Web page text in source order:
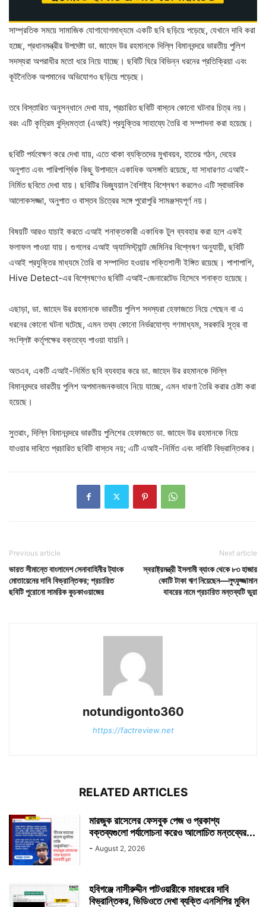
সাম্প্রতিক সময়ে সামাজিক যোগাযোগমাধ্যমে একটি ছবি ছড়িয়ে পড়েছে, যেখানে দাবি করা
হচ্ছে, প্রধানমন্ত্রীর উপদেষ্টা ডা. জাহেদ উর রহমানকে দিল্লি বিমানবন্দরে ভারতীয় পুলিশ
সদস্যরা অপরাধীর মতো ধরে নিয়ে যাচ্ছে। ছবিটি ঘিরে বিভিন্ন ধরনের প্রতিক্রিয়া এবং
কূটনৈতিক অপমানের অভিযোগও ছড়িয়ে পড়েছে।
তবে বিস্তারিত অনুসন্ধানে দেখা যায়, প্রচারিত ছবিটি বাস্তব কোনো ঘটনার চিত্র নয়।
বরং এটি কৃত্রিম বুদ্ধিমত্তা (এআই) প্রযুক্তির সাহায্যে তৈরি বা সম্পাদনা করা হয়েছে।
ছবিটি পর্যবেক্ষণ করে দেখা যায়, এতে থাকা ব্যক্তিদের মুখাবয়ব, হাতের গঠন, দেহের
অনুপাত এবং পারিপার্শ্বিক কিছু উপাদানে একাধিক অসঙ্গতি রয়েছে, যা সাধারণত এআই-
নির্মিত ছবিতে দেখা যায়। ছবিটির ভিজ্যুয়াল বৈশিষ্ট্য বিশ্লেষণ করলেও এটি স্বাভাবিক
আলোকসজ্জা, অনুপাত ও বাস্তব চিত্রের সঙ্গে পুরোপুরি সামঞ্জস্যপূর্ণ নয়।
বিষয়টি আরও যাচাই করতে এআই শনাক্তকারী একাধিক টুল ব্যবহার করা হলে একই
ফলাফল পাওয়া যায়। গুগলের এআই অ্যাসিস্ট্যান্ট জেমিনির বিশ্লেষণ অনুযায়ী, ছবিটি
এআই প্রযুক্তির মাধ্যমে তৈরি বা সম্পাদিত হওয়ার শক্তিশালী ইঙ্গিত রয়েছে। পাশাপাশি,
Hive Detect-এর বিশ্লেষণেও ছবিটি এআই-জেনারেটেড হিসেবে শনাক্ত হয়েছে।
এছাড়া, ডা. জাহেদ উর রহমানকে ভারতীয় পুলিশ সদস্যরা হেফাজতে নিয়ে গেছেন বা এ
ধরনের কোনো ঘটনা ঘটেছে, এমন তথ্য কোনো নির্ভরযোগ্য গণমাধ্যম, সরকারি সূত্র বা
সংশ্লিষ্ট কর্তৃপক্ষের বক্তব্যে পাওয়া যায়নি।
অতএব, একটি এআই-নির্মিত ছবি ব্যবহার করে ডা. জাহেদ উর রহমানকে দিল্লি
বিমানবন্দরে ভারতীয় পুলিশ অপমানজনকভাবে নিয়ে যাচ্ছে, এমন ধারণা তৈরি করার চেষ্টা করা
হয়েছে।
সুতরাং, দিল্লি বিমানবন্দরে ভারতীয় পুলিশের হেফাজতে ডা. জাহেদ উর রহমানকে নিয়ে
যাওয়ার দাবিতে প্রচারিত ছবিটি বাস্তব নয়; এটি এআই-নির্মিত এবং দাবিটি বিভ্রান্তিকর।
Previous article
ভারত সীমান্তে বাংলাদেশ সেনাবাহিনীর ট্যাংক
মোতায়েনের দাবি বিভ্রান্তিকর; প্রচারিত
ছবিটি পুরোনো সামরিক কুচকাওয়াজের
Next article
স্বরাষ্ট্রমন্ত্রী ইসলামী ব্যাংক থেকে ৮৩ হাজার
কোটি টাকা ঋণ নিয়েছেন—লুৎফুজ্জামান
বাবরের নামে প্রচারিত মন্তব্যটি ভুয়া
notundigonto360
https://factreview.net
RELATED ARTICLES
মারজুক রাসেলের ফেসবুক পেজ ও প্রকাশ্য
বক্তব্যগুলো পর্যালোচনা করেও আলোচিত মন্তব্যের...
- August 2, 2026
হবিগঞ্জে নাসীরুদ্দীন পাটওয়ারীকে মারধরের দাবি
বিভ্রান্তিকর, ভিডিওতে দেখা ব্যক্তি এনসিপির মুবিন